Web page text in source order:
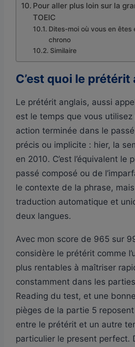
Pour aller plus loin sur la
TOEIC
Dites-moi où vous en êtes
chrono
Similaire
C’est quoi le prétérit
Le prétérit anglais, aussi
est le temps que vous
action terminée dans le
précis ou implicite : hier, la
en 2010. C’est l’équivalent le
passé composé ou de
le contexte de la phrase,
traduction automatique et
deux langues.
Avec mon score de 965 sur
considère le prétérit comme
plus rentables à maîtriser
constamment dans les
Reading du test, et une
pièges de la partie 5
entre le prétérit et un autre
particulier le present perfect.